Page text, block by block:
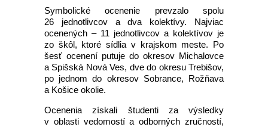
Symbolické ocenenie prevzalo spolu
26 jednotlivcov a dva kolektívy. Najviac
ocenených – 11 jednotlivcov a kolektívov je
zo škôl, ktoré sídlia v krajskom meste. Po
šesť ocenení putuje do okresov Michalovce
a Spišská Nová Ves, dve do okresu Trebišov,
po jednom do okresov Sobrance, Rožňava
a Košice okolie.
Ocenenia získali študenti za výsledky
v oblasti vedomostí a odborných zručností,